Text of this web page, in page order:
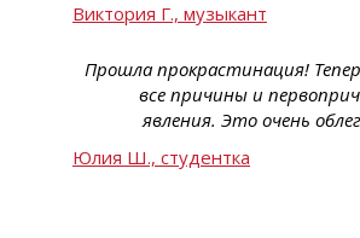
Виктория Г., музыкант
Прошла прокрастинация!
все причины и
явления. Это очень
Юлия Ш., студентка